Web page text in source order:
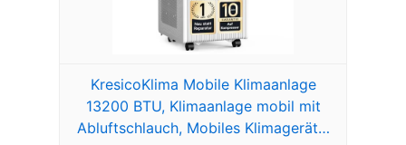
KresicoKlima Mobile Klimaanlage
13200 BTU, Klimaanlage mobil mit
Abluftschlauch, Mobiles Klimagerät…